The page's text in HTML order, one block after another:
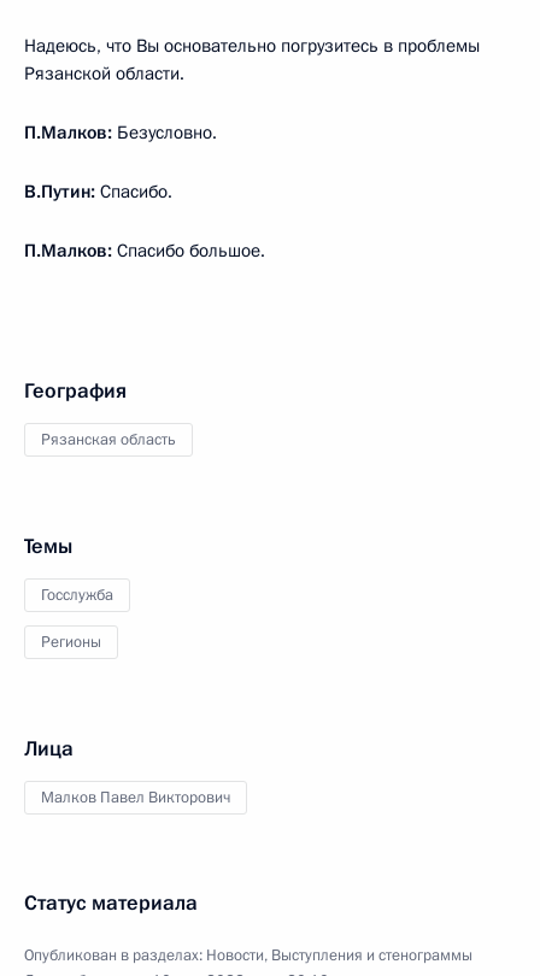
Надеюсь, что Вы основательно погрузитесь в проблемы
Рязанской области.
П.Малков: Безусловно.
В.Путин: Спасибо.
П.Малков: Спасибо большое.
География
Рязанская область
Темы
Госслужба
Регионы
Лица
Малков Павел Викторович
Статус материала
Опубликован в разделах: Новости, Выступления и стенограммы